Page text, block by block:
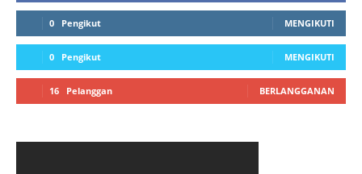
0 Pengikut MENGIKUTI
0 Pengikut MENGIKUTI
16 Pelanggan BERLANGGANAN